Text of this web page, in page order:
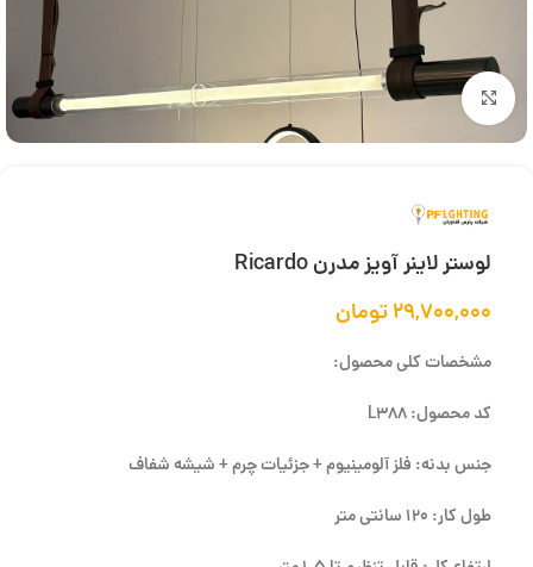
بزرگنمایی تصویر
لوستر لاینر آویز مدرن Ricardo
۲۹,۷۰۰,۰۰۰تومان
مشخصات کلی محصول:
کد محصول: L388
جنس بدنه: فلز آلومینیوم + جزئیات چرم + شیشه شفاف
طول کار: 120 سانتی متر